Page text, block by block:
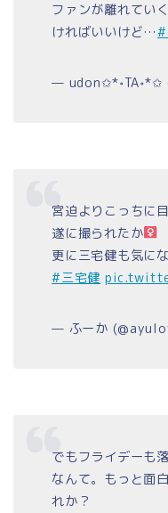
ファンが離れてい
ければいいけど…#
— udon✩*॰TA॰*✩
宮迫よりこっちに
遂に撮られたか‍
更に三宅健も気に
#三宅健
— ふーか
でもフライデーも
なんて。もっと面
れか？